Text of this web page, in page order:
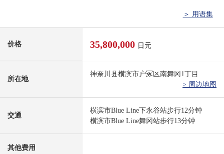
＞ 用语集
价格 35,800,000 日元
所在地
神奈川县横滨市户冢区南舞冈1丁目
> 周边地图
交通
横滨市Blue Line下永谷站步行12分钟
横滨市Blue Line舞冈站步行13分钟
其他费用